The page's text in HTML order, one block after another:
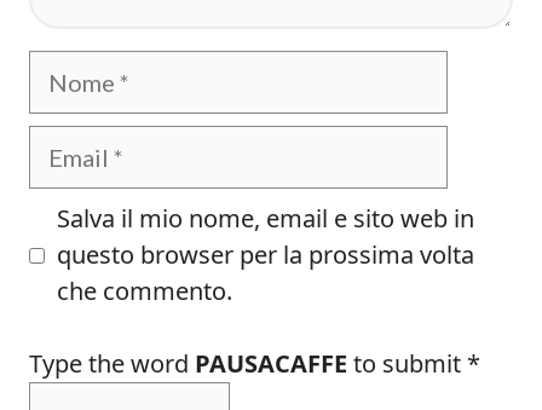
Nome
Email
Salva il mio nome, email e sito web in
questo browser per la prossima volta
che commento.
Type the word PAUSACAFFE to submit *